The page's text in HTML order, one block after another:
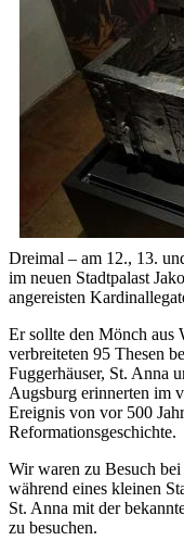
Dreimal – am 12., 13.
im neuen Stadtpalast
angereisten
Er sollte den Mönch aus
verbreiteten 95 Thesen
Fuggerhäuser, St. Anna
Augsburg erinnerten im
Ereignis von vor 500
Reformationsgeschichte.
Wir waren zu Besuch
während eines kleinen
St. Anna mit der
zu besuchen.